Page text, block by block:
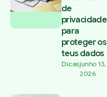
de
privacidade
para
proteger os
teus dados
Dicasjunho 13,
2026